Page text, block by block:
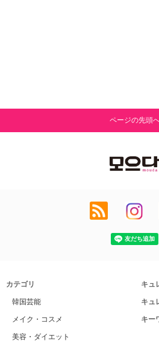
ページの先頭
カテゴリ
韓国芸能
メイク・コスメ
美容・ダイエット
キュ
キュ
キー